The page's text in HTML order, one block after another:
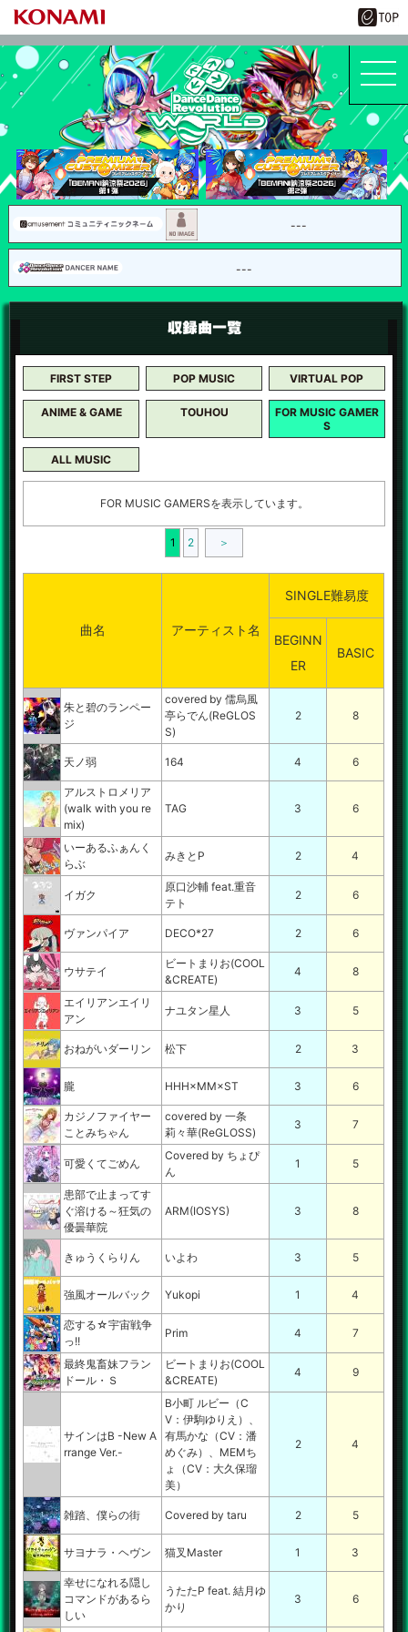
---
---
FIRST STEP POP MUSIC VIRTUAL POP
ANIME & GAME TOUHOU
FOR MUSIC GAMER
S
ALL MUSIC
FOR MUSIC GAMERSを表示しています。
1 2 ＞
曲名 アーティスト名
SINGLE難易度
BEGINN
ER
BASIC
朱と碧のランペー
ジ
covered by 儒烏風
亭らでん(ReGLOS
S)
2 8
天ノ弱 164 4 6
アルストロメリア
(walk with you re
mix)
TAG 3 6
いーあるふぁんく
らぶ
みきとP 2 4
イガク
原口沙輔 feat.重音
テト
2 6
ヴァンパイア DECO*27 2 6
ウサテイ
ビートまりお(COOL
&CREATE)
4 8
エイリアンエイリ
アン
ナユタン星人 3 5
おねがいダーリン 松下 2 3
朧 HHH×MM×ST 3 6
カジノファイヤー
ことみちゃん
covered by 一条
莉々華(ReGLOSS)
3 7
可愛くてごめん
Covered by ちょぴ
ん
1 5
患部で止まってす
ぐ溶ける～狂気の
優曇華院
ARM(IOSYS) 3 8
きゅうくらりん いよわ 3 5
強風オールバック Yukopi 1 4
恋する☆宇宙戦争
っ!!
Prim 4 7
最終鬼畜妹フラン
ドール・Ｓ
ビートまりお(COOL
&CREATE)
4 9
サインはB -New A
rrange Ver.-
B小町 ルビー（C
V：伊駒ゆりえ）、
有馬かな（CV：潘
めぐみ）、MEMち
ょ（CV：大久保瑠
美）
2 4
雑踏、僕らの街 Covered by taru 2 5
サヨナラ・ヘヴン 猫叉Master 1 3
幸せになれる隠し
コマンドがあるら
しい
うたたP feat. 結月ゆ
かり
3 6